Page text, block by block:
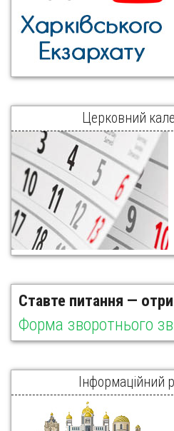
Церковний
Ставте питання —
Форма зворотнього
Інформаційний